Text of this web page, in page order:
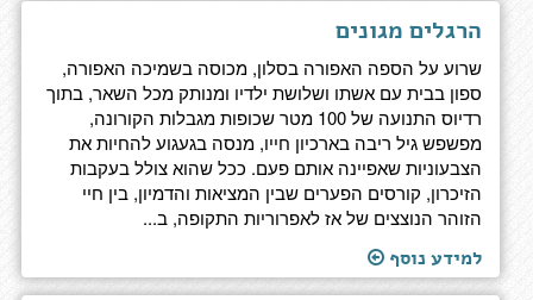
הרגלים מגונים
שרוע על הספה האפורה בסלון, מכוסה בשמיכה האפורה,
ספון בבית עם אשתו ושלושת ילדיו ומנותק מכל השאר, בתוך
רדיוס התנועה של 100 מטר שכופות מגבלות הקורונה,
מפשפש גיל ריבה בארכיון חייו, מנסה בגעגוע להחיות את
הצבעוניות שאפיינה אותם פעם. ככל שהוא צולל בעקבות
הזיכרון, קורסים הפערים שבין המציאות והדמיון, בין חיי
הזוהר הנוצצים של אז לאפרוריות התקופה, ב...
למידע נוסף